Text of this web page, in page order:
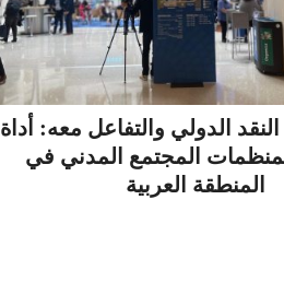
الدولي والتفاعل معه: أداة
المجتمع المدني في
المنطقة العربية